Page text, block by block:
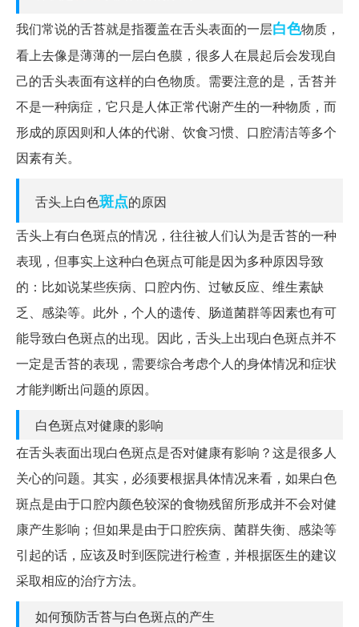
我们常说的舌苔就是指覆盖在舌头表面的一层白色物质，
看上去像是薄薄的一层白色膜，很多人在晨起后会发现自
己的舌头表面有这样的白色物质。需要注意的是，舌苔并
不是一种病症，它只是人体正常代谢产生的一种物质，而
形成的原因则和人体的代谢、饮食习惯、口腔清洁等多个
因素有关。
舌头上白色斑点的原因
舌头上有白色斑点的情况，往往被人们认为是舌苔的一种
表现，但事实上这种白色斑点可能是因为多种原因导致
的：比如说某些疾病、口腔内伤、过敏反应、维生素缺
乏、感染等。此外，个人的遗传、肠道菌群等因素也有可
能导致白色斑点的出现。因此，舌头上出现白色斑点并不
一定是舌苔的表现，需要综合考虑个人的身体情况和症状
才能判断出问题的原因。
白色斑点对健康的影响
在舌头表面出现白色斑点是否对健康有影响？这是很多人
关心的问题。其实，必须要根据具体情况来看，如果白色
斑点是由于口腔内颜色较深的食物残留所形成并不会对健
康产生影响；但如果是由于口腔疾病、菌群失衡、感染等
引起的话，应该及时到医院进行检查，并根据医生的建议
采取相应的治疗方法。
如何预防舌苔与白色斑点的产生